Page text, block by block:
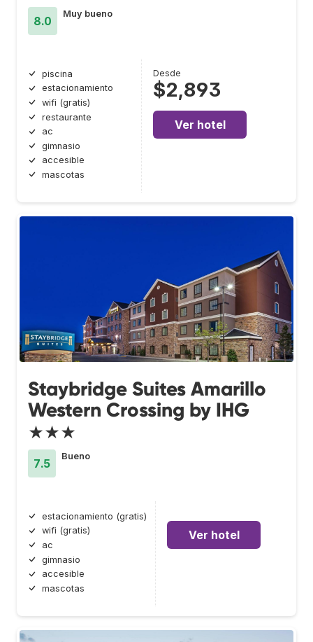
8.0
Muy bueno
piscina
estacionamiento
wifi (gratis)
restaurante
ac
gimnasio
accesible
mascotas
Desde
$2,893
Ver hotel
Staybridge Suites Amarillo
Western Crossing by IHG
★★★
7.5
Bueno
estacionamiento (gratis)
wifi (gratis)
ac
gimnasio
accesible
mascotas
Ver hotel